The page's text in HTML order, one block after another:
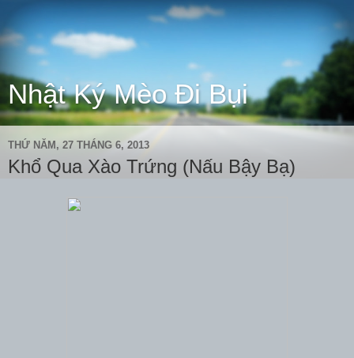
Nhật Ký Mèo Đi Bụi
THỨ NĂM, 27 THÁNG 6, 2013
Khổ Qua Xào Trứng (Nấu Bậy Bạ)